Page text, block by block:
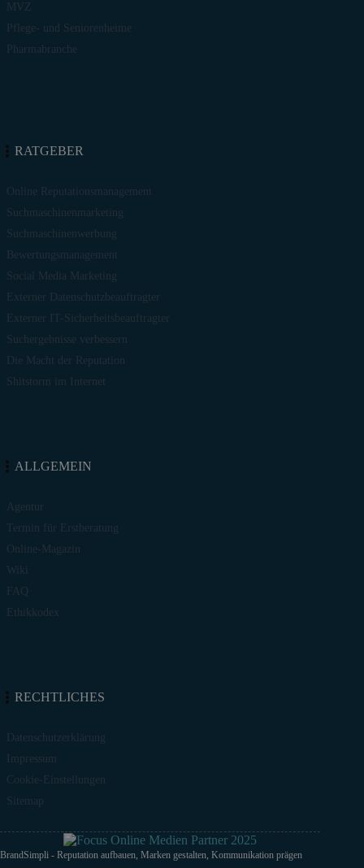
MVZ
Pflege- und Seniorenheime
Pharmabranche
RATGEBER
Online Reputationsmanagement
Suchmaschinenmarketing
Suchmaschinenwerbung
Bewertungsmanagement
Social Media Marketing
Externer Datenschutzbeauftragter
Externer IT-Sicherheitsbeauftragter
Suchergebnisse verbessern
Die Macht der Reputation
Shitstorm im Internet
ALLGEMEIN
Agentur
Termin für Erstberatung
Online-Magazin
Wiki
FAQ
Ethikkodex
RECHTLICHES
Datenschutzerklärung
Impressum
Cookie-Einstellungen
Sitemap
BrandSimpli - Reputation aufbauen, Marken gestalten, Kommunikation prägen